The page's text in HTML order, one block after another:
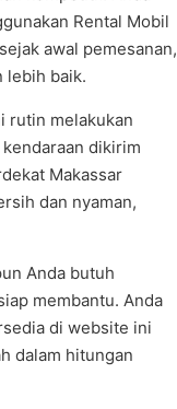
Rental Mobil
awal pemesanan,
lebih baik.
rutin melakukan
dikirim
Makassar
dan nyaman,
Anda butuh
membantu. Anda
di website ini
dalam hitungan